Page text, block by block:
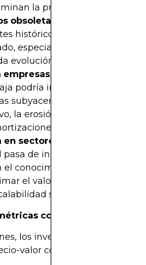
la propiedad digital e
obsoletas
históricos, que pueden no
especialmente en mercados
evolución.
en dificultades
podría indicar una
subyacentes como un
la erosión de los márgenes o
sectores tecnológicos
de industrias basadas en
el conocimiento, la ratio
el valor de las empresas
son puntos fuertes.
complementarias
los inversores informados
valor contable con: